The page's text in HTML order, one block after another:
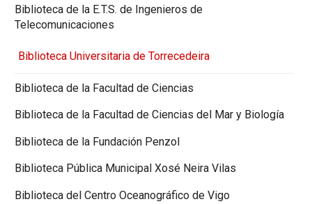
Biblioteca de la E.T.S. de Ingenieros de
Telecomunicaciones
Biblioteca Universitaria de Torrecedeira
Biblioteca de la Facultad de Ciencias
Biblioteca de la Facultad de Ciencias del Mar y Biología
Biblioteca de la Fundación Penzol
Biblioteca Pública Municipal Xosé Neira Vilas
Biblioteca del Centro Oceanográfico de Vigo